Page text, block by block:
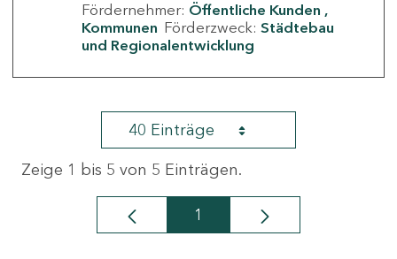
Fördernehmer: Öffentliche Kunden
Kommunen Förderzweck: Städtebau
und Regionalentwicklung
40 Einträge
Zeige 1 bis 5 von 5 Einträgen.
Seite
1